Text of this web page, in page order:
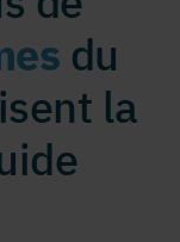
du
la